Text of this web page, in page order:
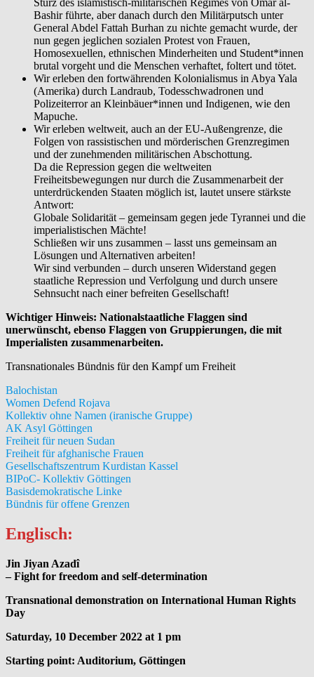
Sturz des islamistisch-militärischen Regimes von Omar al-
Bashir führte, aber danach durch den Militärputsch unter
General Abdel Fattah Burhan zu nichte gemacht wurde, der
nun gegen jeglichen sozialen Protest von Frauen,
Homosexuellen, ethnischen Minderheiten und Student*innen
brutal vorgeht und die Menschen verhaftet, foltert und tötet.
Wir erleben den fortwährenden Kolonialismus in Abya Yala
(Amerika) durch Landraub, Todesschwadronen und
Polizeiterror an Kleinbäuer*innen und Indigenen, wie den
Mapuche.
Wir erleben weltweit, auch an der EU-Außengrenze, die
Folgen von rassistischen und mörderischen Grenzregimen
und der zunehmenden militärischen Abschottung.
Da die Repression gegen die weltweiten
Freiheitsbewegungen nur durch die Zusammenarbeit der
unterdrückenden Staaten möglich ist, lautet unsere stärkste
Antwort:
Globale Solidarität – gemeinsam gegen jede Tyrannei und die
imperialistischen Mächte!
Schließen wir uns zusammen – lasst uns gemeinsam an
Lösungen und Alternativen arbeiten!
Wir sind verbunden – durch unseren Widerstand gegen
staatliche Repression und Verfolgung und durch unsere
Sehnsucht nach einer befreiten Gesellschaft!
Wichtiger Hinweis: Nationalstaatliche Flaggen sind
unerwünscht, ebenso Flaggen von Gruppierungen, die mit
Imperialisten zusammenarbeiten.
Transnationales Bündnis für den Kampf um Freiheit
Balochistan
Women Defend Rojava
Kollektiv ohne Namen (iranische Gruppe)
AK Asyl Göttingen
Freiheit für neuen Sudan
Freiheit für afghanische Frauen
Gesellschaftszentrum Kurdistan Kassel
BIPoC- Kollektiv Göttingen
Basisdemokratische Linke
Bündnis für offene Grenzen
Englisch:
Jin Jiyan Azadî
– Fight for freedom and self-determination
Transnational demonstration on International Human Rights
Day
Saturday, 10 December 2022 at 1 pm
Starting point: Auditorium, Göttingen